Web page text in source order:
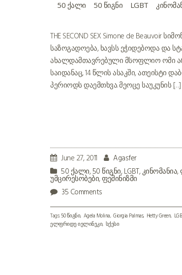
50 ᲥᲐᲚᲘ 50 ᲬᲘᲒᲜᲘ LGBT
THE SECOND SEX Simone de
საზოგადოება, ხავსს ეჭიდებოდა და
ახალდამთავრებული მსოფლიო ომი
საიდანაც, 14 წლის ასაკში, ათეისტი
პერიოდს დაემთხვა. მეოცე საუკუნის […]
June 27, 2011
Agasfer
50 ქალი,50 წიგნი,LGBT,კინომანია,
უმცირესობები,ფემინიზმი
35 Comments
Tags:50 წიგნი Agela Molina Giorgia Palmas Hetty Green
ელფრიდე იელინეკი სქესი